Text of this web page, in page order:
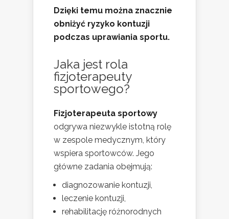
Dzięki temu można znacznie
obniżyć ryzyko kontuzji
podczas uprawiania sportu.
Jaka jest rola
fizjoterapeuty
sportowego?
Fizjoterapeuta sportowy
odgrywa niezwykle istotną rolę
w zespole medycznym, który
wspiera sportowców. Jego
główne zadania obejmują:
diagnozowanie kontuzji,
leczenie kontuzji,
rehabilitację różnorodnych